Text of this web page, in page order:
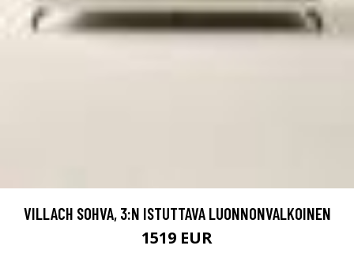
VILLACH SOHVA, 3:N ISTUTTAVA LUONNONVALKOINEN
1519 EUR